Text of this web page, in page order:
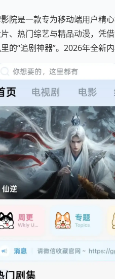
院是一款专为移动端用户精
、热门综艺与精品动漫，凭
的“追剧神器”。2026年全新